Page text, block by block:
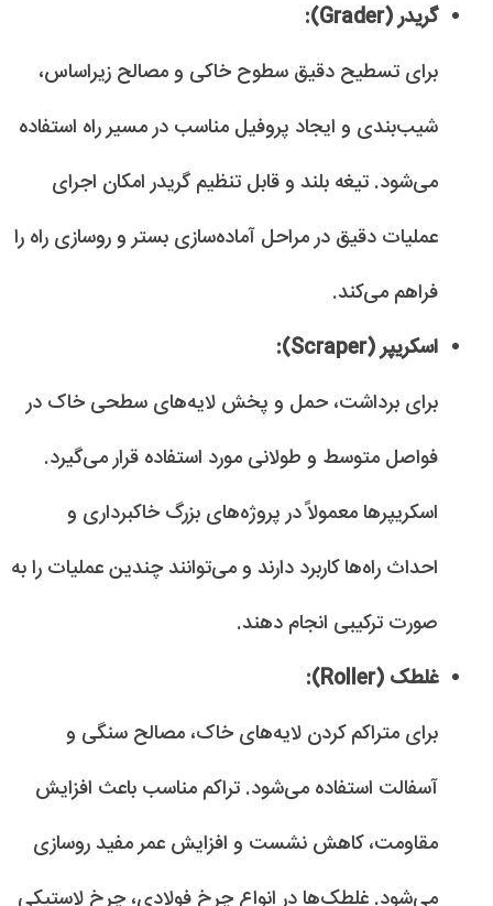
گریدر (Grader):
برای تسطیح دقیق سطوح خاکی و مصالح زیراساس،
شیب‌بندی و ایجاد پروفیل مناسب در مسیر راه استفاده
می‌شود. تیغه بلند و قابل تنظیم گریدر امکان اجرای
عملیات دقیق در مراحل آماده‌سازی بستر و روسازی راه را
فراهم می‌کند.
اسکریپر (Scraper):
برای برداشت، حمل و پخش لایه‌های سطحی خاک در
فواصل متوسط و طولانی مورد استفاده قرار می‌گیرد.
اسکریپرها معمولاً در پروژه‌های بزرگ خاکبرداری و
احداث راه‌ها کاربرد دارند و می‌توانند چندین عملیات را به
صورت ترکیبی انجام دهند.
غلطک (Roller):
برای متراکم کردن لایه‌های خاک، مصالح سنگی و
آسفالت استفاده می‌شود. تراکم مناسب باعث افزایش
مقاومت، کاهش نشست و افزایش عمر مفید روسازی